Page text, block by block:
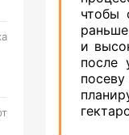
чтобы
и
после